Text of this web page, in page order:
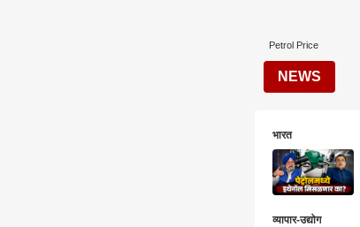
Petrol Price
NEWS
भारत
व्यापार-उद्योग